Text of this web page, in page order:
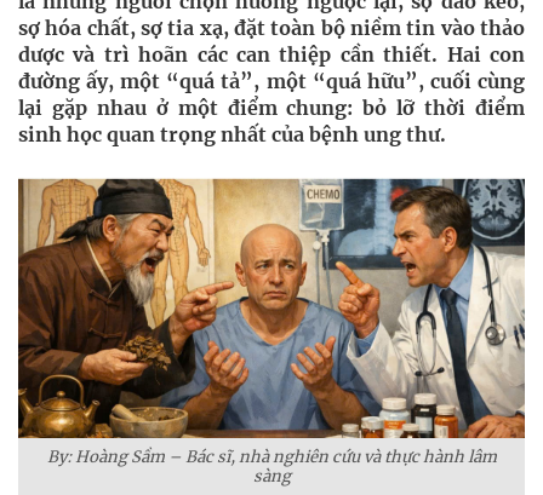
sợ hóa chất, sợ tia xạ, đặt toàn bộ niềm tin vào thảo
dược và trì hoãn các can thiệp cần thiết. Hai con
đường ấy, một “quá tả”, một “quá hữu”, cuối cùng
lại gặp nhau ở một điểm chung: bỏ lỡ thời điểm
sinh học quan trọng nhất của bệnh ung thư.
By: Hoàng Sầm – Bác sĩ, nhà nghiên cứu và thực hành lâm
sàng